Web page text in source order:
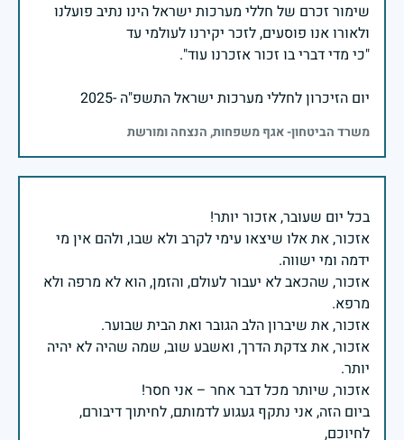
שימור זכרם של חללי מערכות ישראל הינו נתיב פועלנו
יום הזיכרון לחללי מערכות ישראל התשפ"ה -2025
משרד הביטחון- אגף משפחות, הנצחה ומורשת
אזכור, את אלו שיצאו עימי לקרב ולא שבו, ולהם אין מי
אזכור, שהכאב לא יעבור לעולם, והזמן, הוא לא מרפה ולא
אזכור, את צדקת הדרך, ואשבע שוב, שמה שהיה לא יהיה
ביום הזה, אני נתקף געגוע לדמותם, לחיתוך דיבורם,